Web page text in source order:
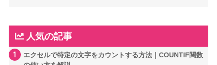
人気の記事
1
エクセルで特定の文字をカウントする方法｜COUNTIF関数